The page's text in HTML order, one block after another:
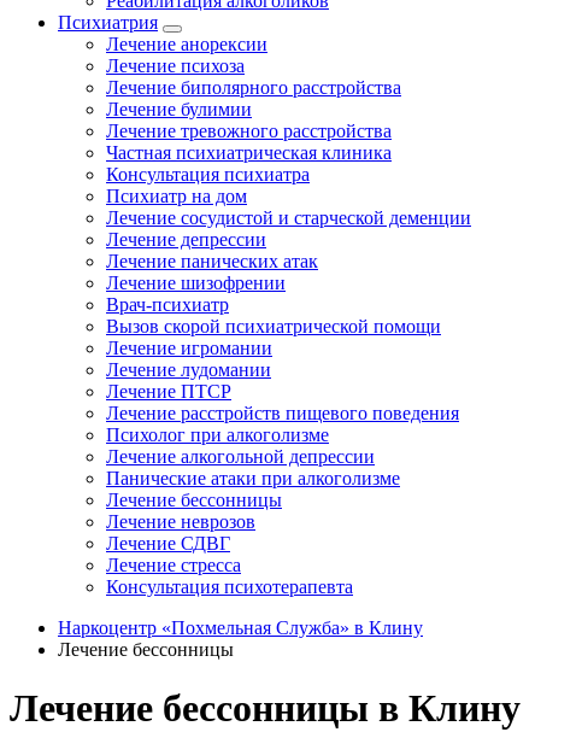
Психиатрия
Лечение анорексии
Лечение психоза
Лечение биполярного расстройства
Лечение булимии
Лечение тревожного расстройства
Частная психиатрическая клиника
Консультация психиатра
Психиатр на дом
Лечение сосудистой и старческой деменции
Лечение депрессии
Лечение панических атак
Лечение шизофрении
Врач-психиатр
Вызов скорой психиатрической помощи
Лечение игромании
Лечение лудомании
Лечение ПТСР
Лечение расстройств пищевого поведения
Психолог при алкоголизме
Лечение алкогольной депрессии
Панические атаки при алкоголизме
Лечение бессонницы
Лечение неврозов
Лечение СДВГ
Лечение стресса
Консультация психотерапевта
Наркоцентр «Похмельная Служба» в Клину
Лечение бессонницы
Лечение бессонницы в Клину